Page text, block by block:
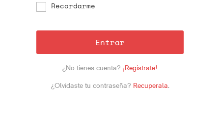
Recordarme
Entrar
¿No tienes cuenta? ¡Registrate!
¿Olvidaste tu contraseña? Recuperala.